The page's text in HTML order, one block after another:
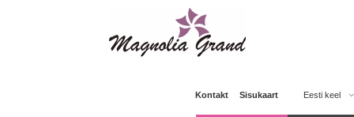
Eesti keel
Kontakt Sisukaart